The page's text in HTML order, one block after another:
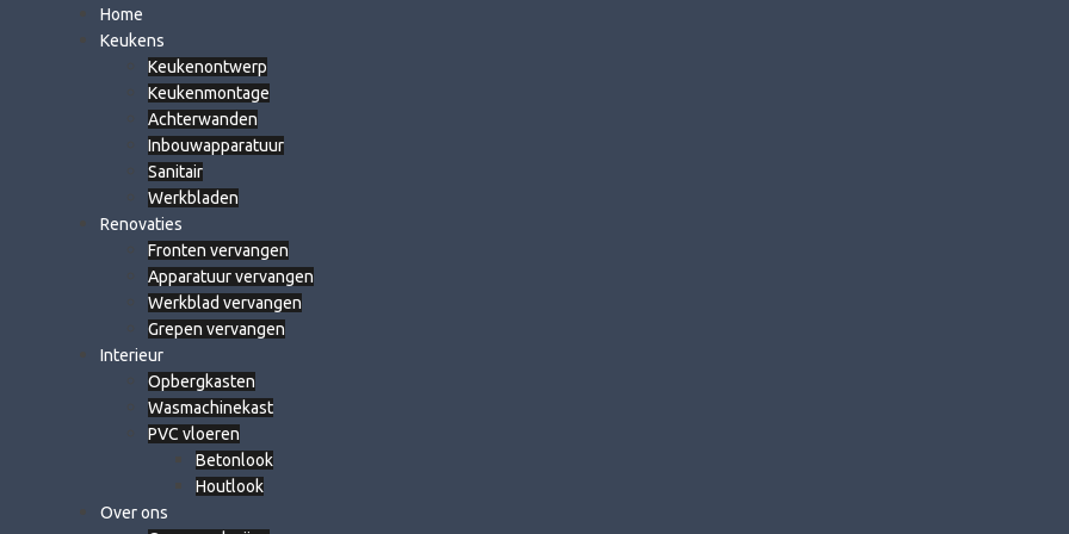
Home
Keukens
Keukenontwerp
Keukenmontage
Achterwanden
Inbouwapparatuur
Sanitair
Werkbladen
Renovaties
Fronten vervangen
Apparatuur vervangen
Werkblad vervangen
Grepen vervangen
Interieur
Opbergkasten
Wasmachinekast
PVC vloeren
Betonlook
Houtlook
Over ons